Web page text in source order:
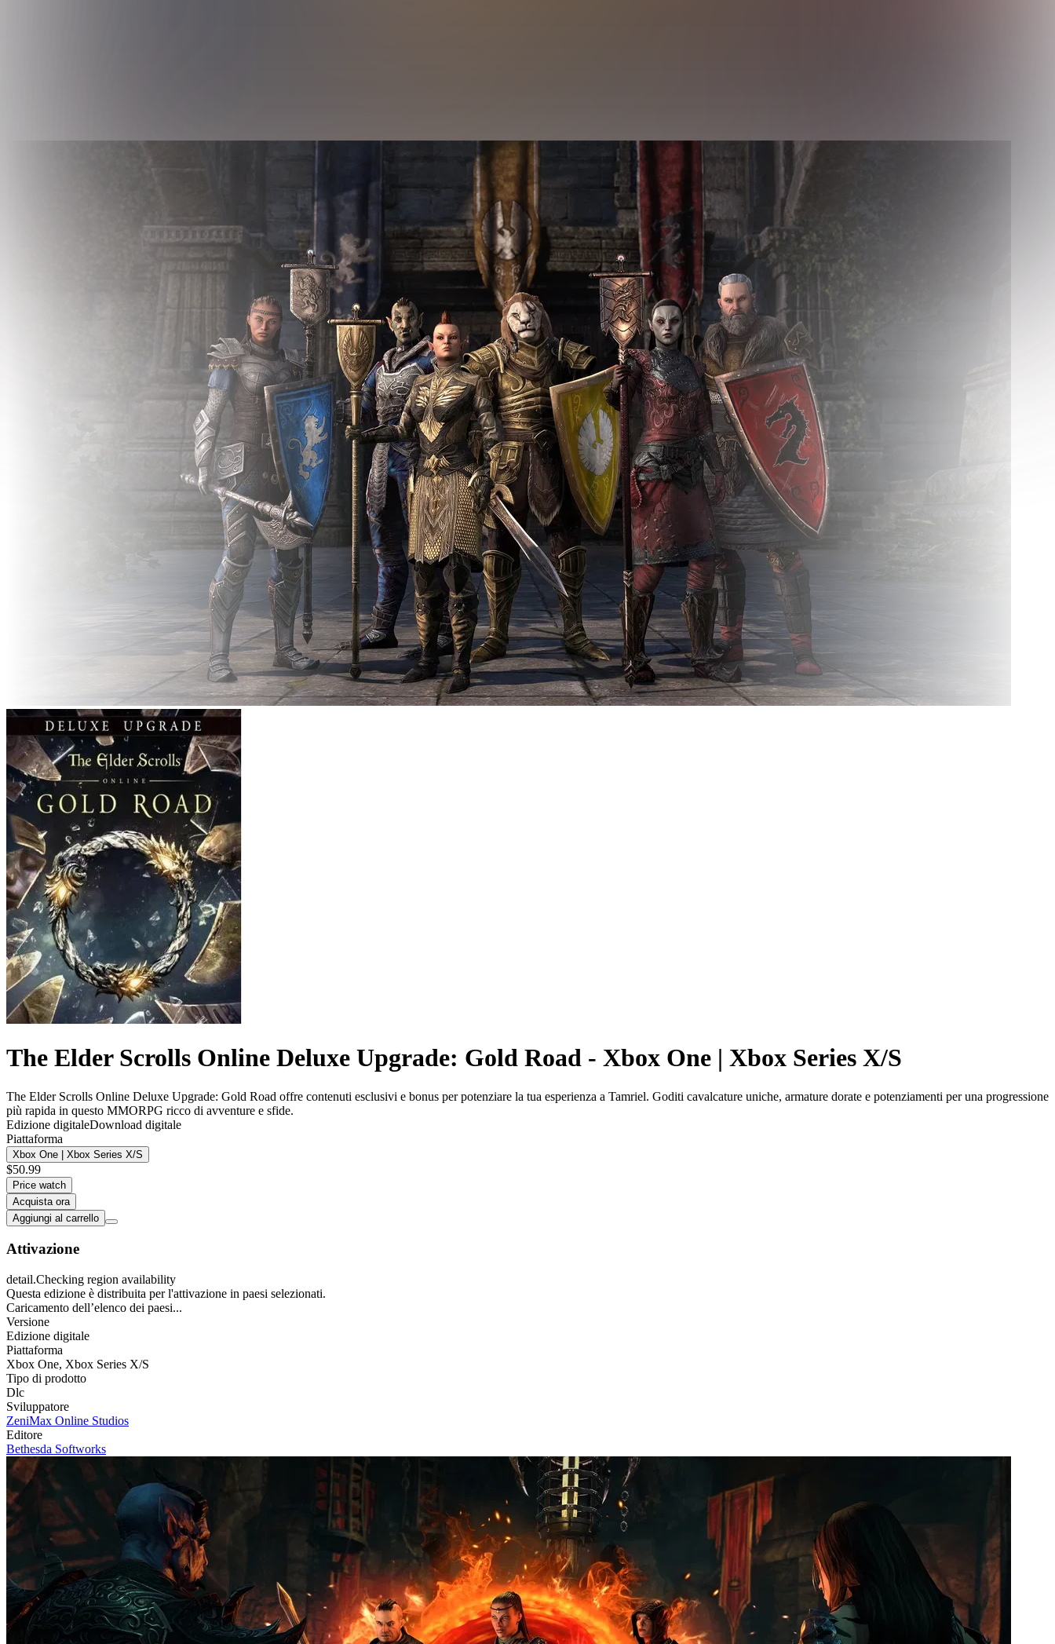
The Elder Scrolls Online Deluxe Upgrade: Gold Road - Xbox One | Xbox Series X/S
The Elder Scrolls Online Deluxe Upgrade: Gold Road offre contenuti esclusivi e bonus per potenziare la tua esperienza a Tamriel. Goditi cavalcature uniche, armature dorate e potenziamenti per una progressione
più rapida in questo MMORPG ricco di avventure e sfide.
Edizione digitaleDownload digitale
Piattaforma
Xbox One | Xbox Series X/S
$50.99
Price watch
Acquista ora
Aggiungi al carrello
Attivazione
detail.Checking region availability
Questa edizione è distribuita per l'attivazione in paesi selezionati.
Caricamento dell’elenco dei paesi...
Versione
Edizione digitale
Piattaforma
Xbox One, Xbox Series X/S
Tipo di prodotto
Dlc
Sviluppatore
ZeniMax Online Studios
Editore
Bethesda Softworks